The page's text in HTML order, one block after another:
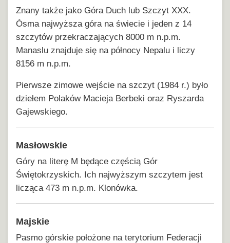
Znany także jako Góra Duch lub Szczyt XXX.
Ósma najwyższa góra na świecie i jeden z 14
szczytów przekraczających 8000 m n.p.m.
Manaslu znajduje się na północy Nepalu i liczy
8156 m n.p.m.
Pierwsze zimowe wejście na szczyt (1984 r.) było
dziełem Polaków Macieja Berbeki oraz Ryszarda
Gajewskiego.
Masłowskie
Góry na literę M będące częścią Gór
Świętokrzyskich. Ich najwyższym szczytem jest
licząca 473 m n.p.m. Klonówka.
Majskie
Pasmo górskie położone na terytorium Federacji